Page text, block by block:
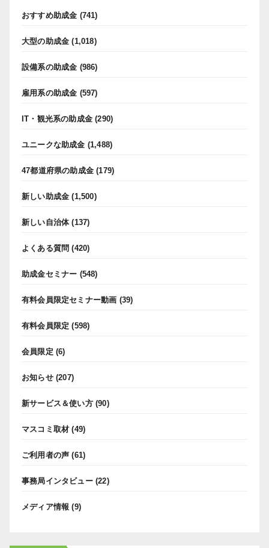
おすすめ助成金 (741)
大型の助成金 (1,018)
設備系の助成金 (986)
雇用系の助成金 (597)
IT・観光系の助成金 (290)
ユニークな助成金 (1,488)
47都道府県の助成金 (179)
新しい助成金 (1,500)
新しい自治体(137)
よくある質問 (420)
助成金セミナー (548)
有料会員限定セミナー動画 (39)
有料会員限定 (598)
会員限定 (6)
お知らせ(207)
新サービス＆使い方(90)
マスコミ取材 (49)
ご利用者の声 (61)
事務局インタビュー(22)
メディア情報 (9)